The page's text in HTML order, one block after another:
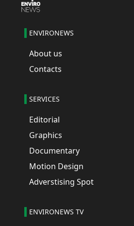
ENVIRONEWS
About us
Contacts
SERVICES
Editorial
Graphics
Documentary
Motion Design
Adverstising Spot
ENVIRONEWS TV